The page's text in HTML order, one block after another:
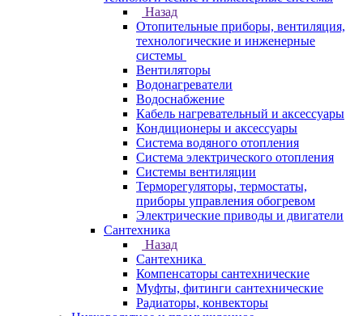
Назад
Отопительные приборы, вентиляция,
технологические и инженерные
системы
Вентиляторы
Водонагреватели
Водоснабжение
Кабель нагревательный и аксессуары
Кондиционеры и аксессуары
Система водяного отопления
Система электрического отопления
Системы вентиляции
Терморегуляторы, термостаты,
приборы управления обогревом
Электрические приводы и двигатели
Сантехника
Назад
Сантехника
Компенсаторы сантехнические
Муфты, фитинги сантехнические
Радиаторы, конвекторы